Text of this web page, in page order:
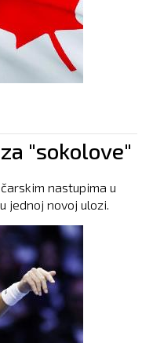
"sokolove"
nastupima u
jednoj novoj ulozi.